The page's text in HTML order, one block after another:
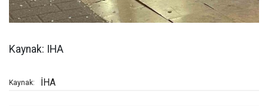
Kaynak: IHA
Kaynak: İHA